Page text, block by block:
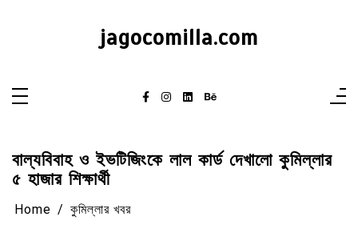
jagocomilla.com
বাল্যবিবাহ ও ইভটিজিংকে লাল কার্ড দেখালো কুমিল্লার
৫ হাজার শিক্ষার্থী
Home কুমিল্লার খবর